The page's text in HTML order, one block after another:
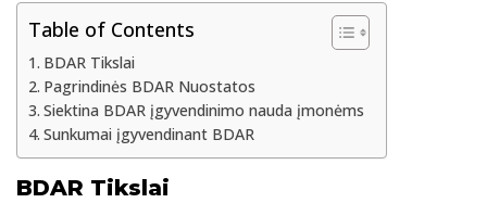
Table of Contents
BDAR Tikslai
Pagrindinės BDAR Nuostatos
Siektina BDAR įgyvendinimo nauda įmonėms
Sunkumai įgyvendinant BDAR
BDAR Tikslai